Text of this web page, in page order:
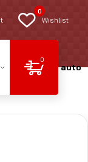
0
Wishlist
Pièces auto
0